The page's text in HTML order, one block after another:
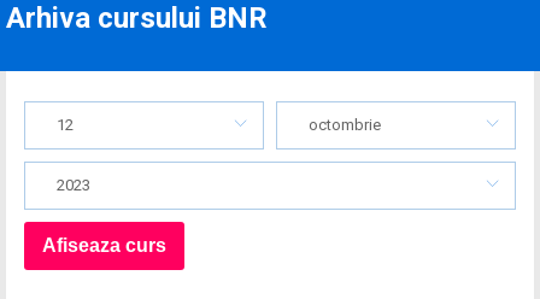
Arhiva cursului BNR
12 octombrie
2023